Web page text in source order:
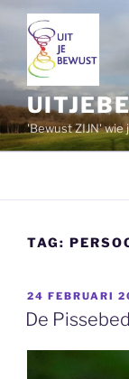
inhoud
'Bewust ZIJN'
TAG:
GEPLAATST
OP
24 FEBRUARI
De Pissebed